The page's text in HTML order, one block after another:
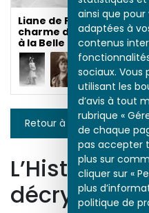
ainsi que
adaptées à
contenus
sociaux. Vous
utilisant les
d’avis à tout
rubrique «
de chaque
pas accepter
plus sur
cliquer sur «
plus
politique de
Liane de Pougy et le
charme de l’ambiguïté
à la Belle Époque
Retour à la liste
L’Histoire
décrypte